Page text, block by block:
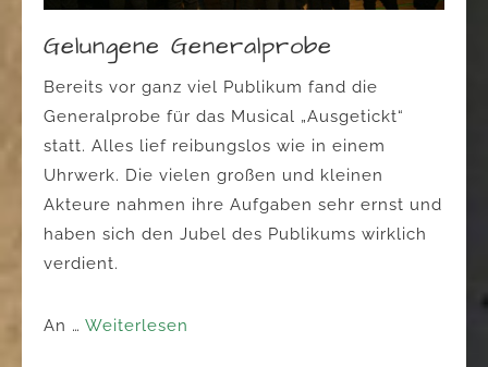
Gelungene Generalprobe
Bereits vor ganz viel Publikum fand die
Generalprobe für das Musical „Ausgetickt“
statt. Alles lief reibungslos wie in einem
Uhrwerk. Die vielen großen und kleinen
Akteure nahmen ihre Aufgaben sehr ernst und
haben sich den Jubel des Publikums wirklich
verdient.
An … Weiterlesen